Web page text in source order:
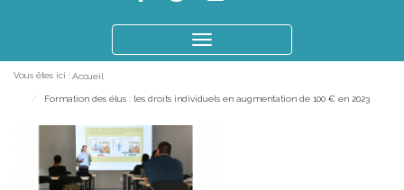
le
Vous êtes ici : Accueil
Formation des élus : les droits individuels en augmentation de 100 € en 2023